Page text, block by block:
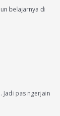
belajarnya di
Jadi pas ngerjain